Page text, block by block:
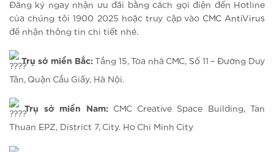
Đăng ký ngay nhận ưu đãi bằng cách gọi điện đến Hotline
của chúng tôi 1900 2025 hoặc truy cập vào CMC AntiVirus
để nhận thông tin chi tiết nhé.
Trụ sở miền Bắc: Tầng 15, Tòa nhà CMC, Số 11 – Đường Duy
Tân, Quận Cầu Giấy, Hà Nội.
Trụ sở miền Nam: CMC Creative Space Building, Tan
Thuan EPZ, District 7, City. Ho Chi Minh City